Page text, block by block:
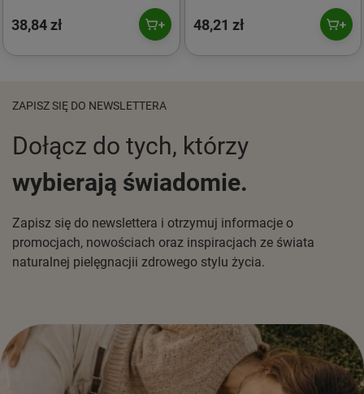
wsparcie nastroju i snu60
kaps. vege
38,84 zł
zdrowia serca 60 kaps. vege
48,21 zł
ZAPISZ SIĘ DO NEWSLETTERA
Dołącz do tych, którzy
wybierają świadomie.
Zapisz się do newslettera i otrzymuj informacje o
promocjach, nowościach oraz inspiracjach ze świata
naturalnej pielęgnacjii zdrowego stylu życia.